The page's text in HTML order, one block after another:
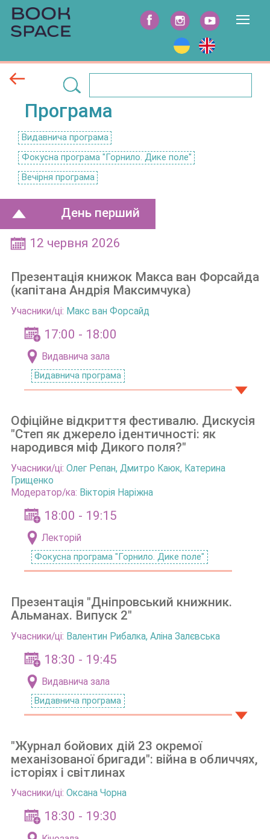
Програма
Видавнича програма
Фокусна програма "Горнило. Дике поле"
Вечірня програма
День перший
12 червня 2026
17:00 - 18:00
Видавнича зала
Видавнича програма
Презентація книжок Макса ван Форсайда
(капітана Андрія Максимчука)
Учасники/ці: Макс ван Форсайд
18:00 - 19:15
Лекторій
Фокусна програма "Горнило. Дике поле"
Офіційне відкриття фестивалю. Дискусія
"Степ як джерело ідентичності: як
народився міф Дикого поля?"
Учасники/ці: Олег Репан, Дмитро Каюк, Катерина
Грищенко
Модератор/ка: Вікторія Наріжна
18:30 - 19:45
Видавнича зала
Видавнича програма
Презентація "Дніпровський книжник.
Альманах. Випуск 2"
Учасники/ці: Валентин Рибалка, Аліна Залєвська
18:30 - 19:30
"Журнал бойових дій 23 окремої
механізованої бригади": війна в обличчях,
історіях і світлинах
Учасники/ці: Оксана Чорна